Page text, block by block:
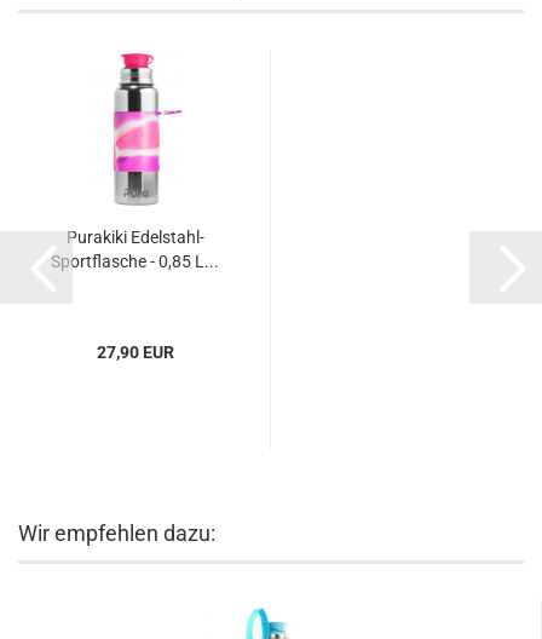
Purakiki Edelstahl-
Sportflasche - 0,85 L...
27,90 EUR
Wir empfehlen dazu: